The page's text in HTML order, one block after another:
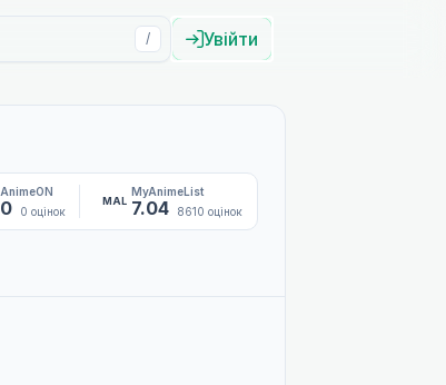
/ Увійти
AnimeON
0 0 оцінок
MAL
MyAnimeList
7.04 8610 оцінок